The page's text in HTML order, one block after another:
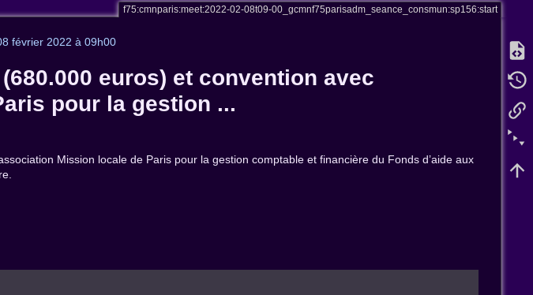
f75:cmnparis:meet:2022-02-08t09-00_gcmnf75parisadm_seance_consmun:sp156:start
février 2022 à 09h00
euros) et convention avec
pour la gestion ...
Mission locale de Paris pour la gestion comptable et financière du Fonds d’aide aux